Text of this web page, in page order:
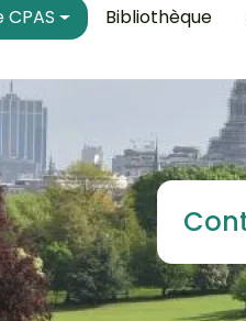
CPAS Bibliothèque